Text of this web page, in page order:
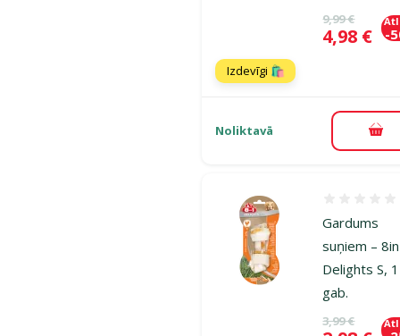
Oriģinālā
9,99 €
Cena
4,98 € -
Izdevīgi 🛍️
Noliktavā
Gardums
suņiem –
Delights S, 1
gab.
Oriģinālā
3,99 €